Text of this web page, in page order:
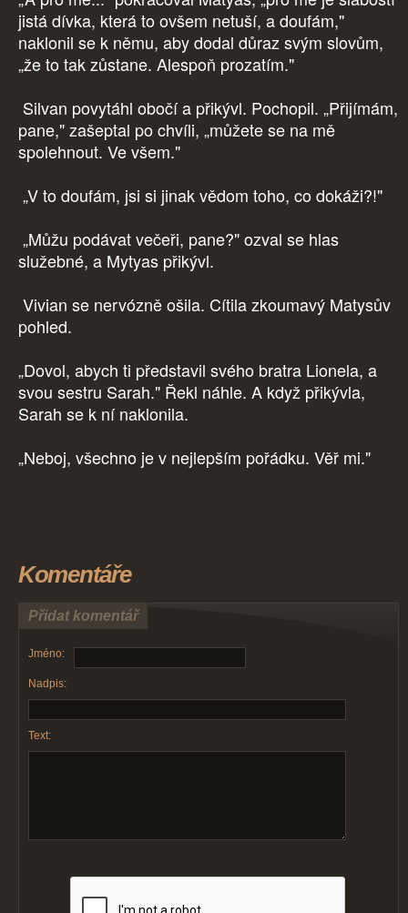
jistá dívka, která to ovšem netuší, a doufám,"
naklonil se k němu, aby dodal důraz svým slovům,
„že to tak zůstane. Alespoň prozatím."
Silvan povytáhl obočí a přikývl. Pochopil. „Přijímám,
pane," zašeptal po chvíli, „můžete se na mě
spolehnout. Ve všem."
„V to doufám, jsi si jinak vědom toho, co dokáži?!"
„Můžu podávat večeři, pane?" ozval se hlas
služebné, a Mytyas přikývl.
Vivian se nervózně ošila. Cítila zkoumavý Matysův
pohled.
„Dovol, abych ti představil svého bratra Lionela, a
svou sestru Sarah." Řekl náhle. A když přikývla,
Sarah se k ní naklonila.
„Neboj, všechno je v nejlepším pořádku. Věř mi."
Komentáře
Přidat komentář
Jméno:
Nadpis:
Text: